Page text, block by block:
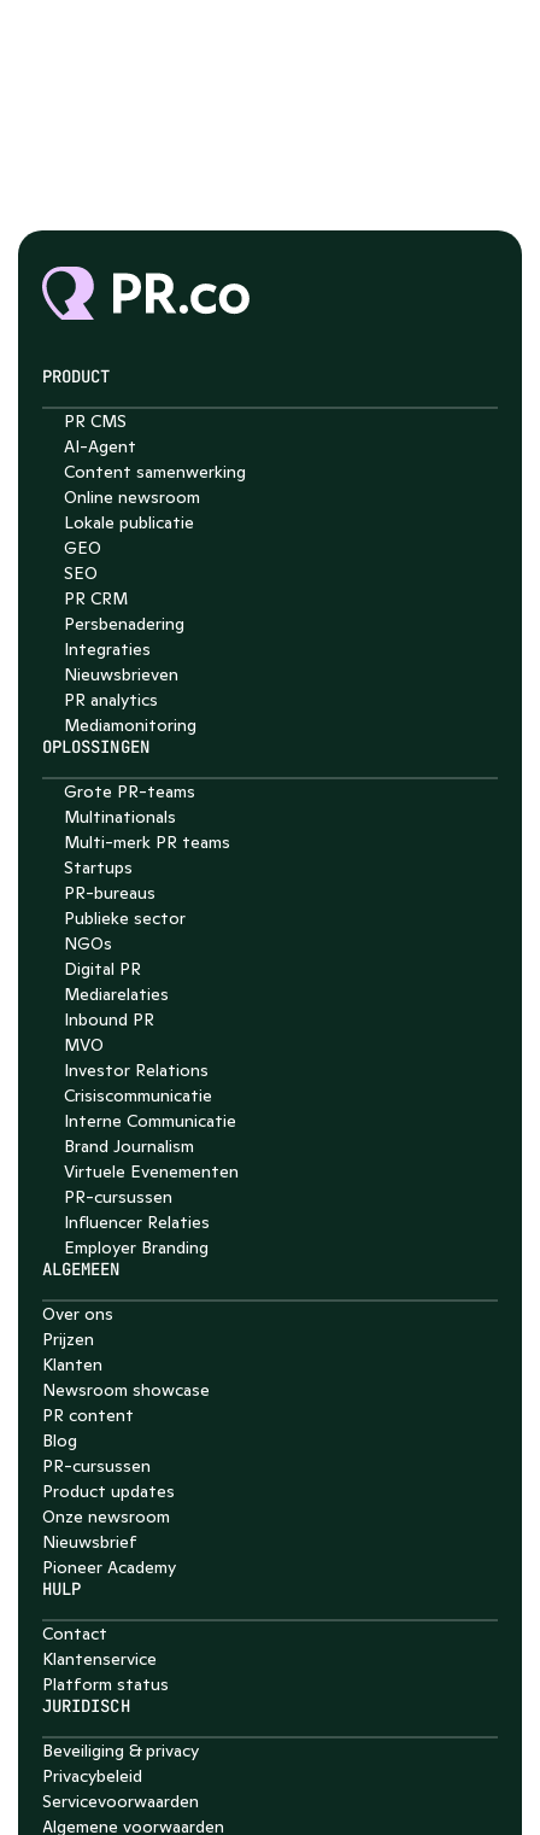
Chat with Nelson
PRODUCT
PR CMS
AI-Agent
Content samenwerking
Online newsroom
Lokale publicatie
GEO
SEO
PR CRM
Persbenadering
Integraties
Nieuwsbrieven
PR analytics
Media­monitoring
OPLOSSINGEN
Grote PR-teams
Multinationals
Multi-merk PR teams
Startups
PR-bureaus
Publieke sector
NGOs
Digital PR
Mediarelaties
Inbound PR
MVO
Investor Relations
Crisiscommunicatie
Interne Communicatie
Brand Journalism
Virtuele Evenementen
PR-cursussen
Influencer Relaties
Employer Branding
ALGEMEEN
Over ons
Prijzen
Klanten
Newsroom showcase
PR content
Blog
PR-cursussen
Product updates
Onze newsroom
Nieuwsbrief
Pioneer Academy
HULP
Contact
Klantenservice
Platform status
JURIDISCH
Beveiliging & privacy
Privacybeleid
Servicevoorwaarden
Algemene voorwaarden